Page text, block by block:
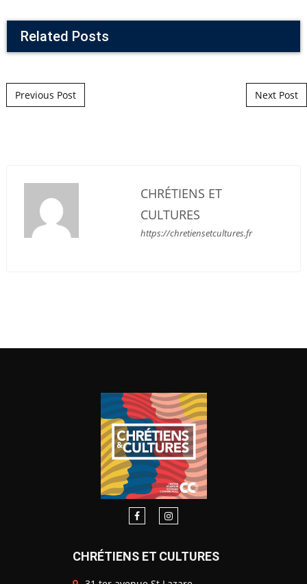
Related Posts
Post navigation
Previous Post Next Post
CHRÉTIENS ET
CULTURES
https://chretiensetcultures.fr
CHRÉTIENS ET CULTURES